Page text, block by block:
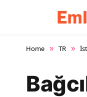
Home » TR »